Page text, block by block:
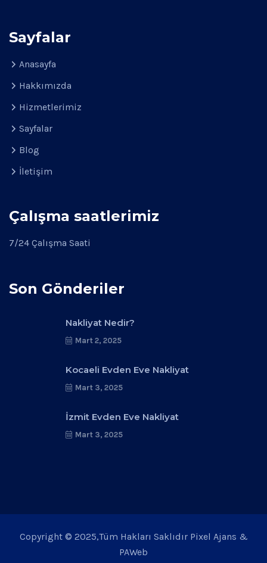
Sayfalar
Anasayfa
Hakkımızda
Hizmetlerimiz
Sayfalar
Blog
İletişim
Çalışma saatlerimiz
7/24 Çalışma Saati
Son Gönderiler
Nakliyat Nedir?
Mart 2, 2025
Kocaeli Evden Eve Nakliyat
Mart 3, 2025
İzmit Evden Eve Nakliyat
Mart 3, 2025
Copyright © 2025,Tüm Hakları Saklıdır Pixel Ajans &
PAWeb